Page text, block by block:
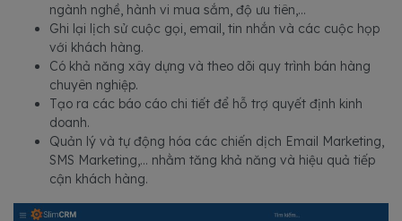
ngành nghề, hành vi mua sắm, độ ưu tiên,...
Ghi lại lịch sử cuộc gọi, email, tin nhắn và các cuộc họp
với khách hàng.
Có khả năng xây dựng và theo dõi quy trình bán hàng
chuyên nghiệp.
Tạo ra các báo cáo chi tiết để hỗ trợ quyết định kinh
doanh.
Quản lý và tự động hóa các chiến dịch Email Marketing,
SMS Marketing,... nhằm tăng khả năng và hiệu quả tiếp
cận khách hàng.